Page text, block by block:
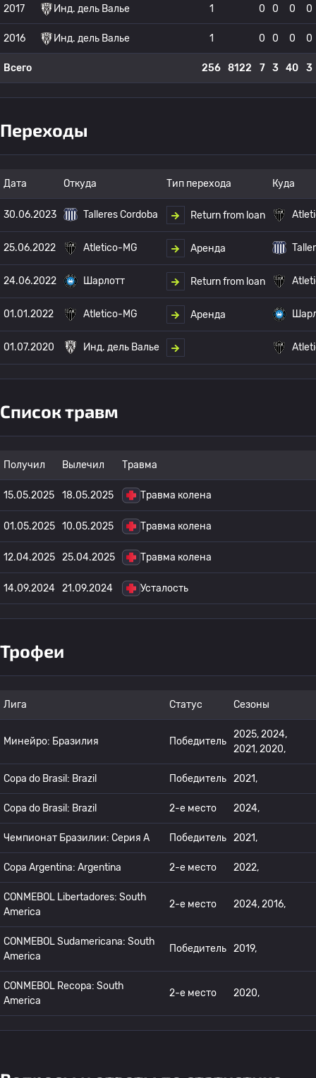
2017 Инд. дель Валье 1 0 0 0 0
2016 Инд. дель Валье 1 0 0 0 0
Всего 256 8122 7 3 40 3
Переходы
Дата Откуда Тип перехода Куда
30.06.2023 Talleres Cordoba Return from loan
25.06.2022 Atletico-MG Аренда
24.06.2022 Шарлотт Return from loan
01.01.2022 Atletico-MG Аренда
01.07.2020 Инд. дель Валье
Список травм
Получил Вылечил Травма
15.05.2025 18.05.2025 Травма колена
01.05.2025 10.05.2025 Травма колена
12.04.2025 25.04.2025 Травма колена
14.09.2024 21.09.2024 Усталость
Трофеи
Лига Статус Сезоны
Минейро: Бразилия Победитель
2025, 2024,
2021, 2020,
Copa do Brasil: Brazil Победитель 2021,
Copa do Brasil: Brazil 2-е место 2024,
Чемпионат Бразилии: Серия А Победитель 2021,
Copa Argentina: Argentina 2-е место 2022,
CONMEBOL Libertadores: South
America
2-е место 2024, 2016,
CONMEBOL Sudamericana: South
America
Победитель 2019,
CONMEBOL Recopa: South
America
2-е место 2020,